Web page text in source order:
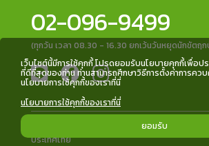
02-096-9499
(ทุกวัน เวลา 08.30 - 16.30 ยกเว้นวันหยุดนักขัตฤก
สงวนลิขสิทธิ์ © 2559 สำนักงานคณะกรรมการกลาง
ประเทศไทย
เว็บไซต์นี้มีการใช้คุกกี้ โปรดยอมรับนโยบายคุกกี้เพื่อป
ที่ดีที่สุดของท่าน ท่านสามารถศึกษาวิธีการตั้งค่าการคว
นโยบายการใช้คุกกี้ของเราที่นี่
นโยบายการใช้คุกกี้ของเราที่นี่
ยอมรับ